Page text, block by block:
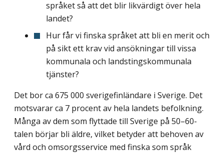
språket så att det blir likvärdigt över hela
landet?
Hur får vi finska språket att bli en merit och
på sikt ett krav vid ansökningar till vissa
kommunala och landstingskommunala
tjänster?
Det bor ca 675 000 sverigefinländare i Sverige. Det
motsvarar ca 7 procent av hela landets befolkning.
Många av dem som flyttade till Sverige på 50–60-
talen börjar bli äldre, vilket betyder att behoven av
vård och omsorgsservice med finska som språk